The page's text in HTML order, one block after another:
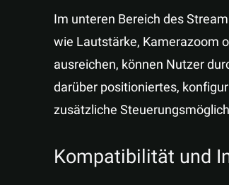
Im unteren Bereich des
wie Lautstärke, Kamerazoom
ausreichen, können Nutzer
darüber positioniertes,
zusätzliche
Kompatibilität und